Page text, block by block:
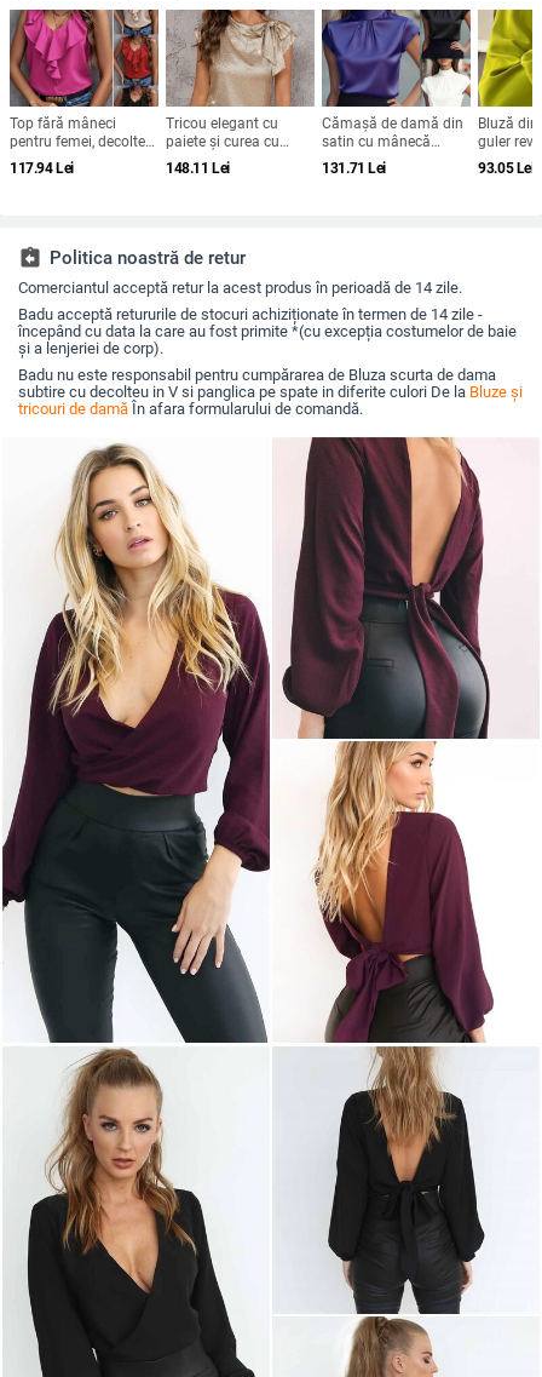
Top fără mâneci
pentru femei, decolteu
în V, poliester, model
solid
117.94Lei
Tricou elegant cu
paiete și curea cu
fundă pentru femei
024 toamna-iarna
148.11 Lei
Cămașă de damă din
satin cu mânecă
scurtă, design plisat,
guler înalt, textură
131.71 Lei
Bluză
guler
solidă,
mâneci
93.05Lei
assignment_return Politica noastră de retur
Comerciantul acceptă retur la acest produs în perioadă de 14 zile.
Badu acceptă retururile de stocuri achiziționate în termen de 14 zile -
începând cu data la care au fost primite *(cu excepția costumelor de baie
și a lenjeriei de corp).
Badu nu este responsabil pentru cumpărarea de Bluza scurta de dama
subtire cu decolteu in V si panglica pe spate in diferite culori De la Bluze și
tricouri de damă În afara formularului de comandă.